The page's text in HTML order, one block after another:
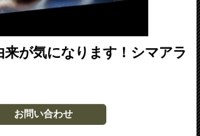
が気になります！シマアラ